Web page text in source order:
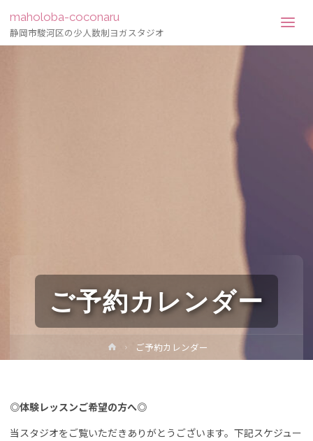
maholoba-coconaru
静岡市駿河区の少人数制ヨガスタジオ
ご予約カレンダー
ホ
ー
ご予約カレンダー
◎体験レッスンご希望の方へ◎
当スタジオをご覧いただきありがとうございます。下記スケジュー